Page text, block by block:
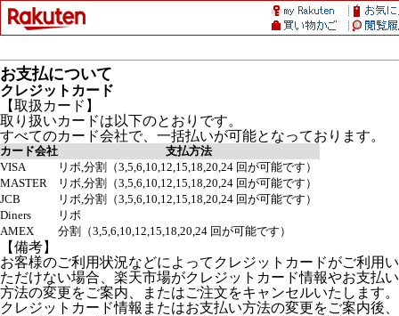
お支払について
クレジットカード
【取扱カード】
取り扱いカードは以下のとおりです。
すべてのカード会社で、一括払いが可能となっております。
カード会社
支払方法
VISA
リボ,分割（3,5,6,10,12,15,18,20,24 回が可能です）
MASTER
リボ,分割（3,5,6,10,12,15,18,20,24 回が可能です）
JCB
リボ,分割（3,5,6,10,12,15,18,20,24 回が可能です）
Diners
リボ
AMEX
分割（3,5,6,10,12,15,18,20,24 回が可能です）
【備考】
お客様のご利用状況などによってクレジットカードがご利用い
ただけない場合、楽天市場がクレジットカード情報やお支払い
方法の変更をご案内、またはご注文をキャンセルいたします。
クレジットカード情報またはお支払い方法の変更をご案内後、